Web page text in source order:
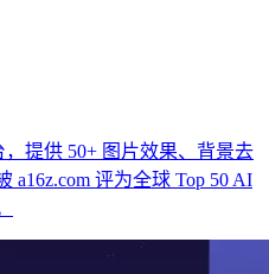
提供 50+ 图片效果、背景去
a16z.com 评为全球 Top 50 AI